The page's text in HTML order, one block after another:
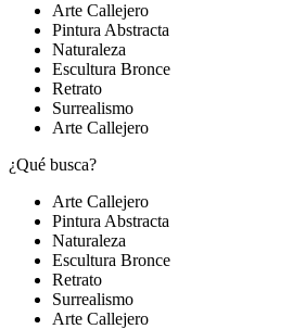
Arte Callejero
Pintura Abstracta
Naturaleza
Escultura Bronce
Retrato
Surrealismo
Arte Callejero
¿Qué busca?
Arte Callejero
Pintura Abstracta
Naturaleza
Escultura Bronce
Retrato
Surrealismo
Arte Callejero